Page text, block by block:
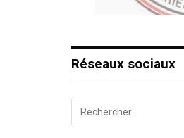
Réseaux sociaux